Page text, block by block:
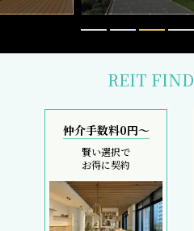
REIT FIND
仲介手数料0円～
賢い選択で
お得に契約